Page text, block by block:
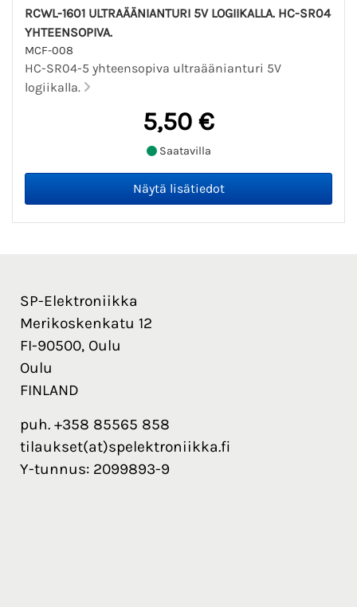
RCWL-1601 ULTRAÄÄNIANTURI 5V LOGIIKALLA. HC-SR04
YHTEENSOPIVA.
MCF-008
HC-SR04-5 yhteensopiva ultraäänianturi 5V
logiikalla.
5,50 €
Saatavilla
SP-Elektroniikka
Merikoskenkatu 12
FI-90500, Oulu
Oulu
FINLAND
puh. +358 85565 858
tilaukset(at)spelektroniikka.fi
Y-tunnus: 2099893-9